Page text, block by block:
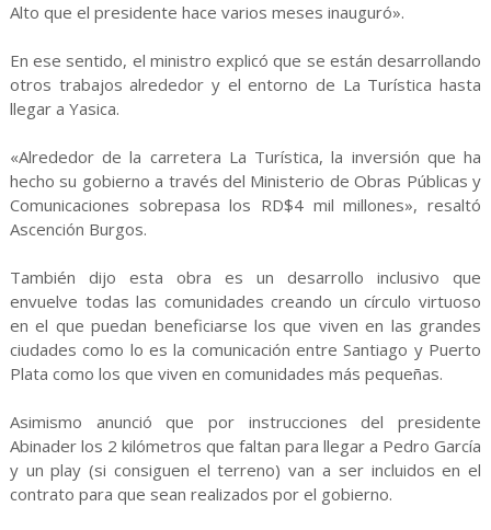
Alto que el presidente hace varios meses inauguró».
En ese sentido, el ministro explicó que se están desarrollando
otros trabajos alrededor y el entorno de La Turística hasta
llegar a Yasica.
«Alrededor de la carretera La Turística, la inversión que ha
hecho su gobierno a través del Ministerio de Obras Públicas y
Comunicaciones sobrepasa los RD$4 mil millones», resaltó
Ascención Burgos.
También dijo esta obra es un desarrollo inclusivo que
envuelve todas las comunidades creando un círculo virtuoso
en el que puedan beneficiarse los que viven en las grandes
ciudades como lo es la comunicación entre Santiago y Puerto
Plata como los que viven en comunidades más pequeñas.
Asimismo anunció que por instrucciones del presidente
Abinader los 2 kilómetros que faltan para llegar a Pedro García
y un play (si consiguen el terreno) van a ser incluidos en el
contrato para que sean realizados por el gobierno.